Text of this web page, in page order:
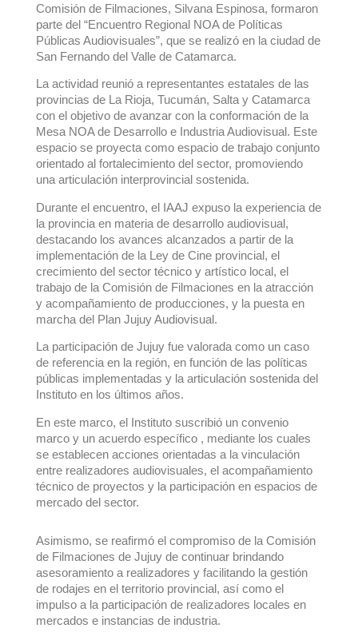
Comisión de Filmaciones, Silvana Espinosa, formaron
parte del “Encuentro Regional NOA de Políticas
Públicas Audiovisuales”, que se realizó en la ciudad de
San Fernando del Valle de Catamarca.
La actividad reunió a representantes estatales de las
provincias de La Rioja, Tucumán, Salta y Catamarca
con el objetivo de avanzar con la conformación de la
Mesa NOA de Desarrollo e Industria Audiovisual. Este
espacio se proyecta como espacio de trabajo conjunto
orientado al fortalecimiento del sector, promoviendo
una articulación interprovincial sostenida.
Durante el encuentro, el IAAJ expuso la experiencia de
la provincia en materia de desarrollo audiovisual,
destacando los avances alcanzados a partir de la
implementación de la Ley de Cine provincial, el
crecimiento del sector técnico y artístico local, el
trabajo de la Comisión de Filmaciones en la atracción
y acompañamiento de producciones, y la puesta en
marcha del Plan Jujuy Audiovisual.
La participación de Jujuy fue valorada como un caso
de referencia en la región, en función de las políticas
públicas implementadas y la articulación sostenida del
Instituto en los últimos años.
En este marco, el Instituto suscribió un convenio
marco y un acuerdo específico , mediante los cuales
se establecen acciones orientadas a la vinculación
entre realizadores audiovisuales, el acompañamiento
técnico de proyectos y la participación en espacios de
mercado del sector.
Asimismo, se reafirmó el compromiso de la Comisión
de Filmaciones de Jujuy de continuar brindando
asesoramiento a realizadores y facilitando la gestión
de rodajes en el territorio provincial, así como el
impulso a la participación de realizadores locales en
mercados e instancias de industria.